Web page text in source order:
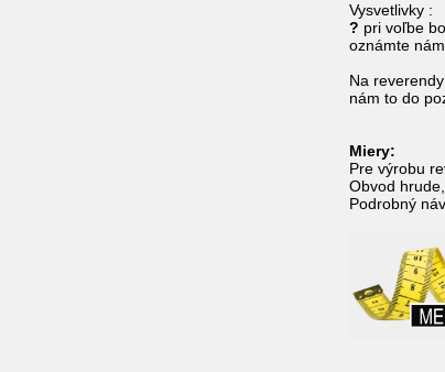
Vysvetlivky :
? pri voľbe
oznámte
Na
nám to do
Miery:
Pre výrobu
Obvod
Podrobný